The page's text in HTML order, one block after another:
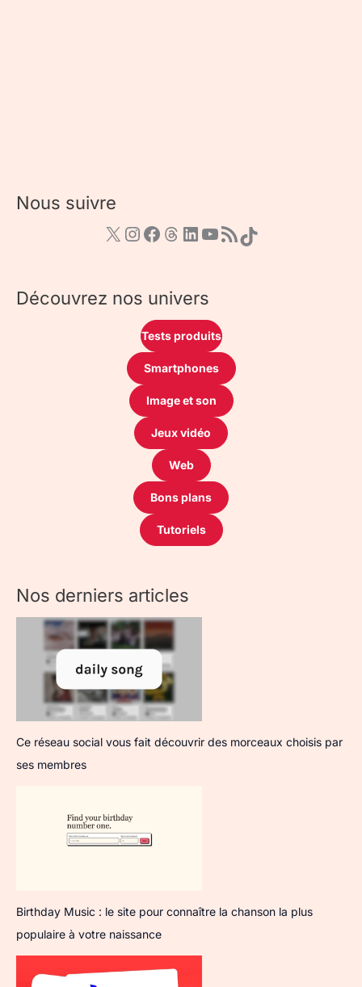
Nous suivre
Découvrez nos univers
Tests produits
Smartphones
Image et son
Jeux vidéo
Web
Bons plans
Tutoriels
Nos derniers articles
Ce réseau social vous fait découvrir des morceaux choisis par
ses membres
Birthday Music : le site pour connaître la chanson la plus
populaire à votre naissance